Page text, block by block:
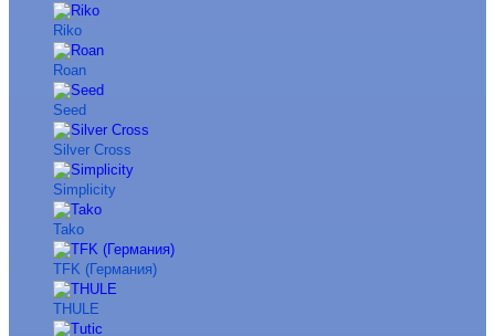
Riko
Roan
Seed
Silver Cross
Simplicity
Tako
TFK (Германия)
THULE